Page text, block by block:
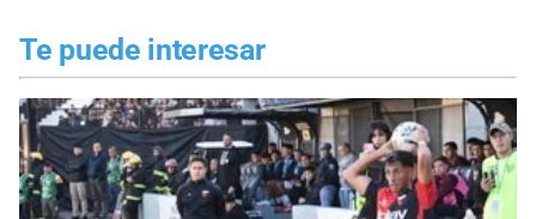
Te puede interesar